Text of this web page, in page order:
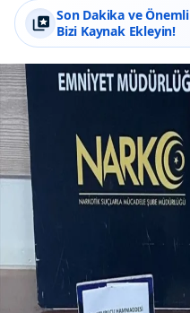
Son Dakika ve
Bizi Kaynak Ekleyin!